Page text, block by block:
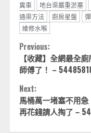
糞車
地台渠嚴重淤塞
通渠方法
廚房星盤
維修水喉
Continue
Reading
Previous:
【收藏】全網最全
師傅了！ –
Next:
馬桶萬一堵塞不用
再花錢請人掏了 –